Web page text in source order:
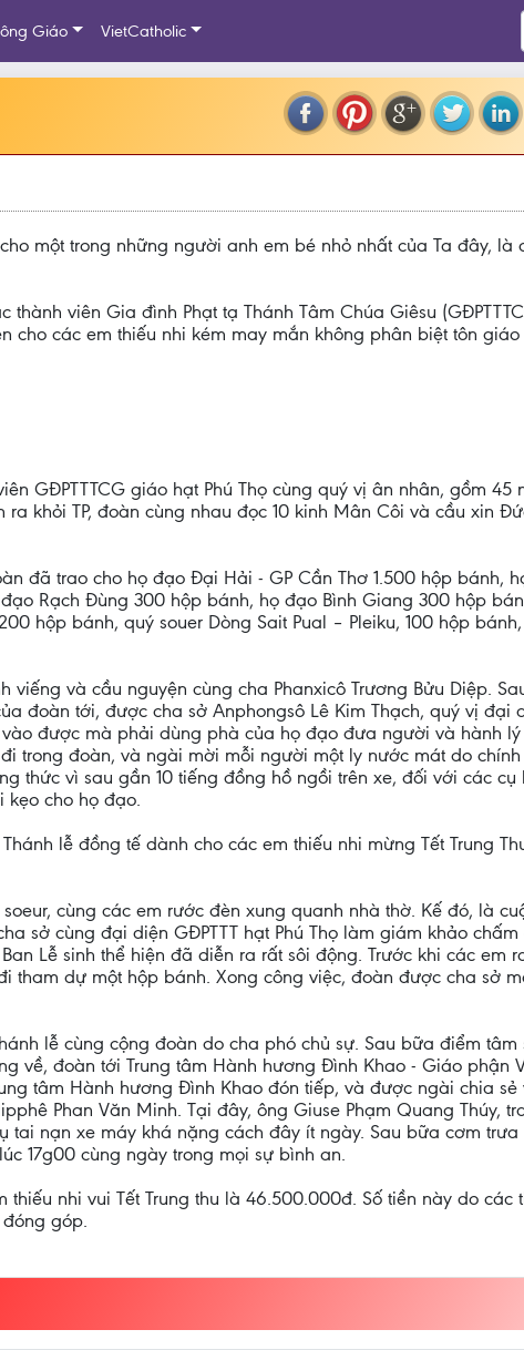
Giáo VietCatholic
một trong những người anh em bé nhỏ nhất của Ta đây, là
viên Gia đình Phạt tạ Thánh Tâm Chúa Giêsu
cho các em thiếu nhi kém may mắn không phân biệt tôn
GĐPTTTCG giáo hạt Phú Thọ cùng quý vị ân nhân, gồm
khỏi TP, đoàn cùng nhau đọc 10 kinh Mân Côi và cầu xin
đã trao cho họ đạo Đại Hải - GP Cần Thơ 1.500 hộp bánh,
Rạch Đùng 300 hộp bánh, họ đạo Bình Giang 300 hộp
hộp bánh, quý souer Dòng Sait Pual – Pleiku, 100 hộp
và cầu nguyện cùng cha Phanxicô Trương Bửu Diệp.
đoàn tới, được cha sở Anphongsô Lê Kim Thạch, quý vị đại
được mà phải dùng phà của họ đạo đưa người và hành
trong đoàn, và ngài mời mỗi người một ly nước mát do
thức vì sau gần 10 tiếng đồng hồ ngồi trên xe, đối với các
kẹo cho họ đạo.
lễ đồng tế dành cho các em thiếu nhi mừng Tết Trung
cùng các em rước đèn xung quanh nhà thờ. Kế đó, là
sở cùng đại diện GĐPTTT hạt Phú Thọ làm giám khảo
Lễ sinh thể hiện đã diễn ra rất sôi động. Trước khi các em
tham dự một hộp bánh. Xong công việc, đoàn được cha sở
lễ cùng cộng đoàn do cha phó chủ sự. Sau bữa điểm
về, đoàn tới Trung tâm Hành hương Đình Khao - Giáo phận
tâm Hành hương Đình Khao đón tiếp, và được ngài chia
Phan Văn Minh. Tại đây, ông Giuse Phạm Quang Thúy,
nạn xe máy khá nặng cách đây ít ngày. Sau bữa cơm
17g00 cùng ngày trong mọi sự bình an.
nhi vui Tết Trung thu là 46.500.000đ. Số tiền này do các
đóng góp.